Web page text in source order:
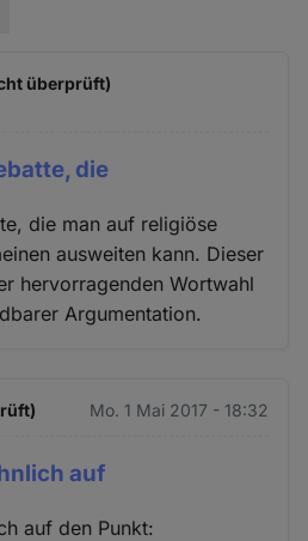
überprüft)
die
die man auf religiöse
ausweiten kann. Dieser
hervorragenden Wortwahl
Argumentation.
Mo. 1 Mai 2017 - 18:32
auf
auf den Punkt: